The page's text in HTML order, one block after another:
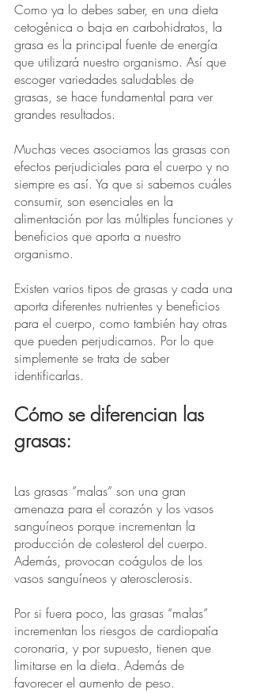
Como ya lo debes saber, en una dieta
cetogénica o baja en carbohidratos, la
grasa es la principal fuente de energía
que utilizará nuestro organismo. Así que
escoger variedades saludables de
grasas, se hace fundamental para ver
grandes resultados.
Muchas veces asociamos las grasas con
efectos perjudiciales para el cuerpo y no
siempre es así. Ya que si sabemos cuáles
consumir, son esenciales en la
alimentación por las múltiples funciones y
beneficios que aporta a nuestro
organismo.
Existen varios tipos de grasas y cada una
aporta diferentes nutrientes y beneficios
para el cuerpo, como también hay otras
que pueden perjudicarnos. Por lo que
simplemente se trata de saber
identificarlas.
Cómo se diferencian las
grasas:
Las grasas ”malas” son una gran
amenaza para el corazón y los vasos
sanguíneos porque incrementan la
producción de colesterol del cuerpo.
Además, provocan coágulos de los
vasos sanguíneos y aterosclerosis.
Por si fuera poco, las grasas “malas”
incrementan los riesgos de cardiopatía
coronaria, y por supuesto, tienen que
limitarse en la dieta. Además de
favorecer el aumento de peso.